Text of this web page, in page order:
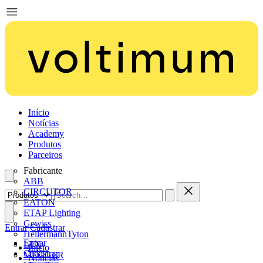
Início
Notícias
Academy
Produtos
Parceiros
Fabricante
ABB
CIRCUTOR
EATON
ETAP Lighting
Gewiss
HellermannTyton
LTX
MEGGER
Entrar
Cadastrar
Entrar Cadastrar
Início
Notícias